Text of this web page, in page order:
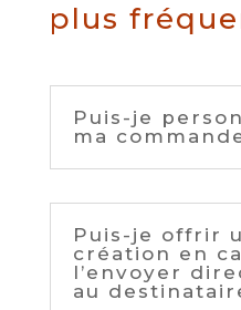
plus
Puis-je
ma
Puis-je offrir
création en
l’envoyer
au